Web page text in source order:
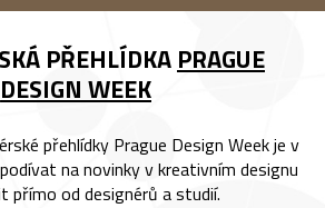
PŘEHLÍDKA PRAGUE
DESIGN WEEK
přehlídky Prague Design Week je v
na novinky v kreativním designu
přímo od designérů a studií.